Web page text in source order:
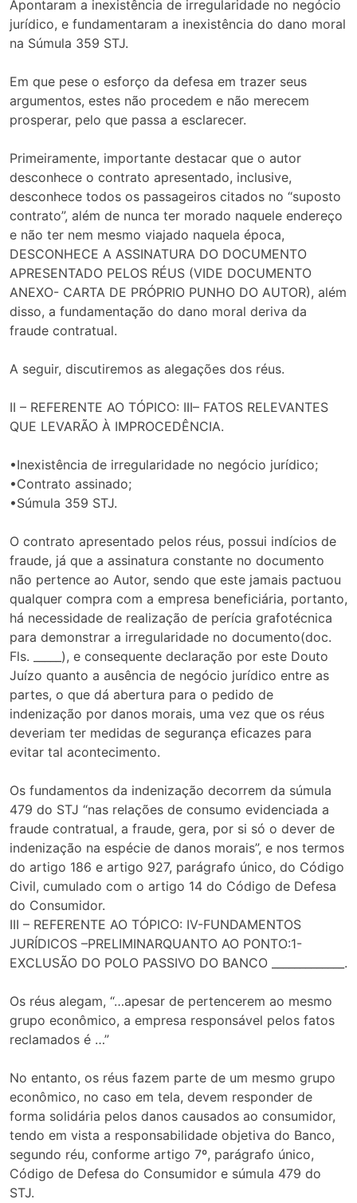
Apontaram a inexistência de irregularidade no negócio
jurídico, e fundamentaram a inexistência do dano moral
na Súmula 359 STJ.
Em que pese o esforço da defesa em trazer seus
argumentos, estes não procedem e não merecem
prosperar, pelo que passa a esclarecer.
Primeiramente, importante destacar que o autor
desconhece o contrato apresentado, inclusive,
desconhece todos os passageiros citados no “suposto
contrato”, além de nunca ter morado naquele endereço
e não ter nem mesmo viajado naquela época,
DESCONHECE A ASSINATURA DO DOCUMENTO
APRESENTADO PELOS RÉUS (VIDE DOCUMENTO
ANEXO- CARTA DE PRÓPRIO PUNHO DO AUTOR), além
disso, a fundamentação do dano moral deriva da
fraude contratual.
A seguir, discutiremos as alegações dos réus.
II – REFERENTE AO TÓPICO: III– FATOS RELEVANTES
QUE LEVARÃO À IMPROCEDÊNCIA.
•Inexistência de irregularidade no negócio jurídico;
•Contrato assinado;
•Súmula 359 STJ.
O contrato apresentado pelos réus, possui indícios de
fraude, já que a assinatura constante no documento
não pertence ao Autor, sendo que este jamais pactuou
qualquer compra com a empresa beneficiária, portanto,
há necessidade de realização de perícia grafotécnica
para demonstrar a irregularidade no documento(doc.
Fls. _____), e consequente declaração por este Douto
Juízo quanto a ausência de negócio jurídico entre as
partes, o que dá abertura para o pedido de
indenização por danos morais, uma vez que os réus
deveriam ter medidas de segurança eficazes para
evitar tal acontecimento.
Os fundamentos da indenização decorrem da súmula
479 do STJ “nas relações de consumo evidenciada a
fraude contratual, a fraude, gera, por si só o dever de
indenização na espécie de danos morais”, e nos termos
do artigo 186 e artigo 927, parágrafo único, do Código
Civil, cumulado com o artigo 14 do Código de Defesa
do Consumidor.
III – REFERENTE AO TÓPICO: IV-FUNDAMENTOS
JURÍDICOS –PRELIMINARQUANTO AO PONTO:1-
EXCLUSÃO DO POLO PASSIVO DO BANCO _____________.
Os réus alegam, “…apesar de pertencerem ao mesmo
grupo econômico, a empresa responsável pelos fatos
reclamados é …”
No entanto, os réus fazem parte de um mesmo grupo
econômico, no caso em tela, devem responder de
forma solidária pelos danos causados ao consumidor,
tendo em vista a responsabilidade objetiva do Banco,
segundo réu, conforme artigo 7º, parágrafo único,
Código de Defesa do Consumidor e súmula 479 do
STJ.